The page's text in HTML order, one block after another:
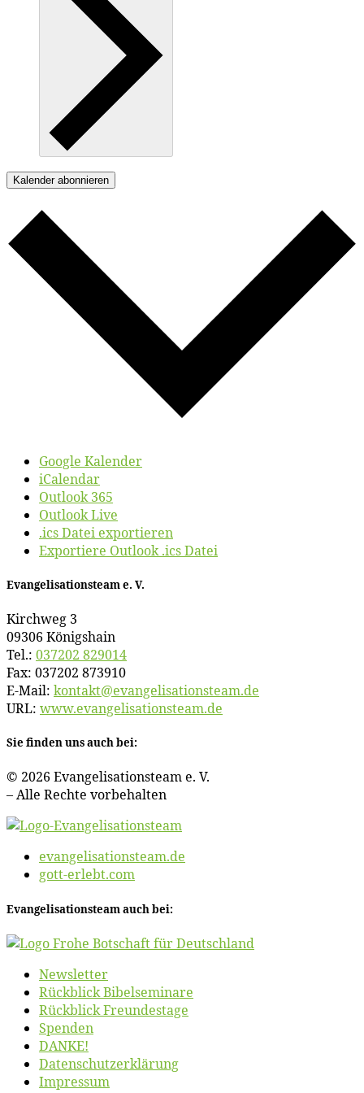
Kalender abonnieren
Google Kalender
iCalendar
Outlook 365
Outlook Live
.ics Datei exportieren
Exportiere Outlook .ics Datei
Evan­ge­li­sa­ti­ons­team e. V.
Kirch­weg 3
09306 Königshain
Tel.: 037202 829014
Fax: 037202 873910
E‑Mail: kontakt@​evangelisationsteam.​de
URL: www​.evan​ge​li​sa​ti​ons​team​.de
Sie fin­den uns auch bei:
© 2026 Evan­ge­li­sa­ti­ons­team e. V.
– Al­le Rech­te vorbehalten
evangelisationsteam.de
gott-erlebt.com
Evan­ge­li­sa­ti­ons­team auch bei:
News­let­ter
Rück­blick Bibelseminare
Rück­blick Freundestage
Spen­den
DANKE!
Daten­schutz­er­klä­rung
Im­pres­sum